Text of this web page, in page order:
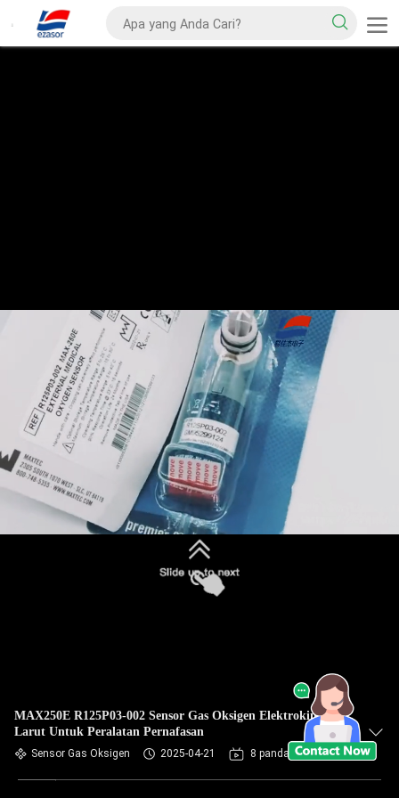
MAX250E R125P03-002 Sensor Gas Oksigen Elektrokimia
Larut Untuk Peralatan Pernafasan
Sensor Gas Oksigen 2025-04-21 8 pandangan